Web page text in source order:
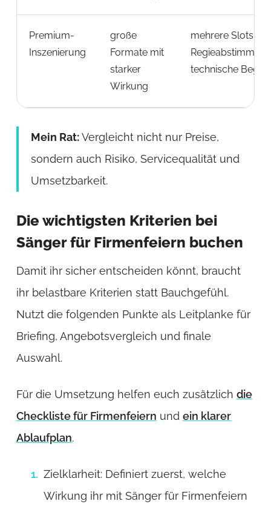
Premium-
Inszenierung
große
Formate mit
starker
Wirkung
mehrere Slots,
technische
Mein Rat:Vergleicht nicht nur Preise,
sondern auch Risiko, Servicequalität und
Umsetzbarkeit.
Die wichtigsten Kriterien bei
Sänger für Firmenfeiern buchen
Damit ihr sicher entscheiden könnt, braucht
ihr belastbare Kriterien statt Bauchgefühl.
Nutzt die folgenden Punkte als Leitplanke für
Briefing, Angebotsvergleich und finale
Auswahl.
Für die Umsetzung helfen euch zusätzlich die
Checkliste für Firmenfeiern und ein klarer
Ablaufplan.
Zielklarheit: Definiert zuerst, welche
Wirkung ihr mit Sänger für Firmenfeiern